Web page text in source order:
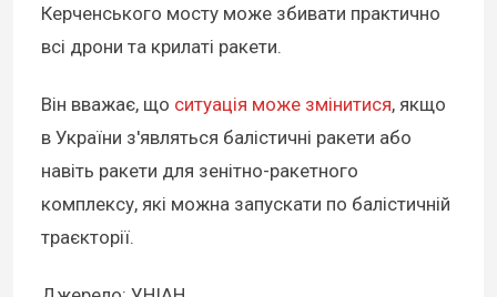
Керченського мосту може збивати практично
всі дрони та крилаті ракети.
Він вважає, що ситуація може змінитися, якщо
в України з'являться балістичні ракети або
навіть ракети для зенітно-ракетного
комплексу, які можна запускати по балістичній
траєкторії.